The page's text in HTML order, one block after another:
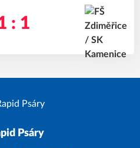
: 1
Psáry